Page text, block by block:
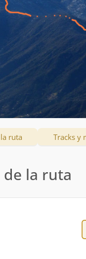
ruta Tracks y
la ruta